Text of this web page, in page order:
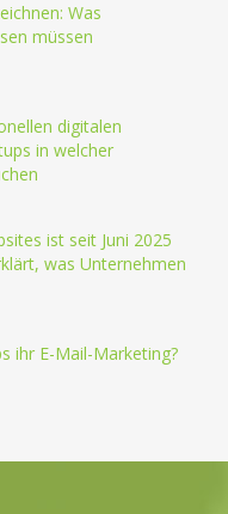
Was
müssen
digitalen
in welcher
ist seit Juni 2025
was Unternehmen
ihr E-Mail-Marketing?